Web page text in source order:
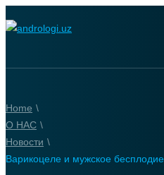
Home \
О НАС \
Новости \
Варикоцеле и мужское бесплодие